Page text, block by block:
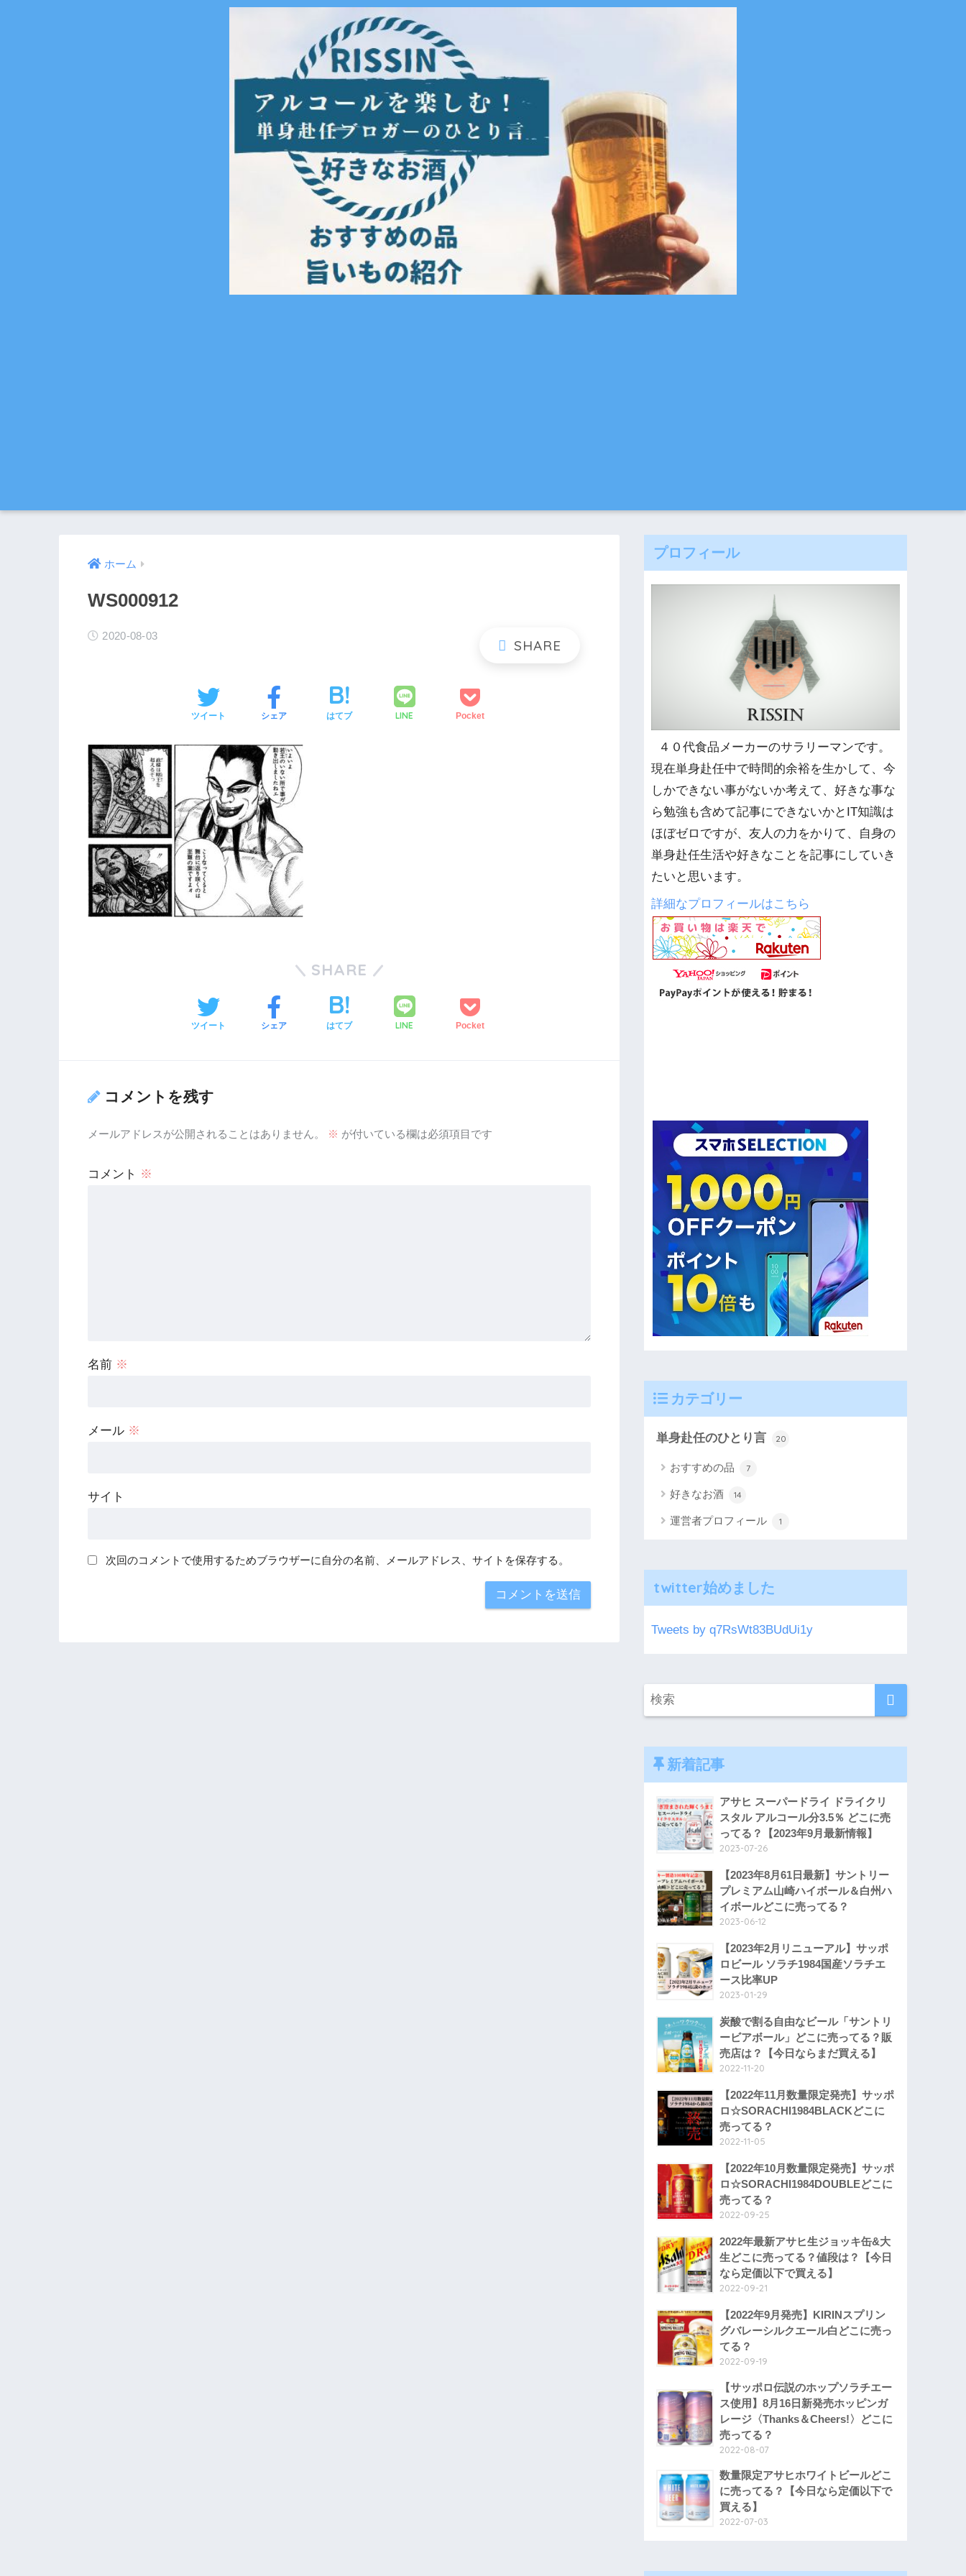
ホーム
WS000912
2020-08-03
ツイート シェア はてブ LINE Pocket
SHARE
ツイート シェア はてブ LINE Pocket
コメントを残す
メールアドレスが公開されることはありません。 ※ が付いている欄は必須項目です
コメント ※
名前 ※
メール ※
サイト
次回のコメントで使用するためブラウザーに自分の名前、メールアドレス、サイトを保存する。
プロフィール
４０代食品メーカーのサラリーマンです。
現在単身赴任中で時間的余裕を生かして、今
しかできない事がないか考えて、好きな事な
ら勉強も含めて記事にできないかとIT知識は
ほぼゼロですが、友人の力をかりて、自身の
単身赴任生活や好きなことを記事にしていき
たいと思います。
詳細なプロフィールはこちら
カテゴリー
単身赴任のひとり言 20
おすすめの品 7
好きなお酒 14
運営者プロフィール 1
twitter始めました
Tweets by q7RsWt83BUdUi1y
新着記事
アサヒ スーパードライ ドライクリ
スタル アルコール分3.5％ どこに売
ってる？【2023年9月最新情報】
2023-07-26
【2023年8月61日最新】サントリー
プレミアム山崎ハイボール＆白州ハ
イボールどこに売ってる？
2023-06-12
【2023年2月リニューアル】サッポ
ロビール ソラチ1984国産ソラチエ
ース比率UP
2023-01-29
炭酸で割る自由なビール「サントリ
ービアボール」どこに売ってる？販
売店は？【今日ならまだ買える】
2022-11-20
【2022年11月数量限定発売】サッポ
ロ☆SORACHI1984BLACKどこに
売ってる？
2022-11-05
【2022年10月数量限定発売】サッポ
ロ☆SORACHI1984DOUBLEどこに
売ってる？
2022-09-25
2022年最新アサヒ生ジョッキ缶&大
生どこに売ってる？値段は？【今日
なら定価以下で買える】
2022-09-21
【2022年9月発売】KIRINスプリン
グバレーシルクエール白どこに売っ
てる？
2022-09-19
【サッポロ伝説のホップソラチエー
ス使用】8月16日新発売ホッピンガ
レージ〈Thanks＆Cheers!〉どこに
売ってる？
2022-08-07
数量限定アサヒホワイトビールどこ
に売ってる？【今日なら定価以下で
買える】
2022-07-03